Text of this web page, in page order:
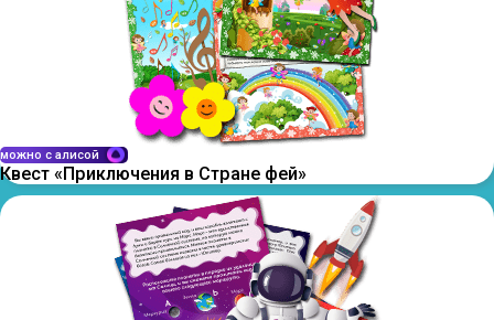
можно с алисой
Квест «Приключения в Стране фей»